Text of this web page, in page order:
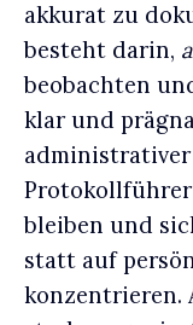
akkurat zu
besteht darin,
beobachten
klar und
bleiben und
statt auf
konzentrieren.